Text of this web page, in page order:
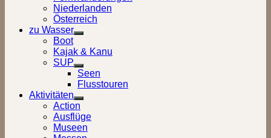
Niederlanden
Österreich
zu Wasser
Show
sub
menu
Boot
Kajak & Kanu
SUP
Show
sub
menu
Seen
Flusstouren
Aktivitäten
Show
sub
menu
Action
Ausflüge
Museen